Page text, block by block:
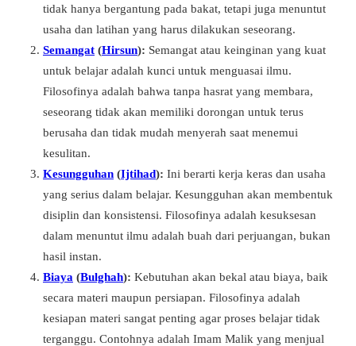
tidak hanya bergantung pada bakat, tetapi juga menuntut
usaha dan latihan yang harus dilakukan seseorang.
Semangat (Hirsun): Semangat atau keinginan yang kuat
untuk belajar adalah kunci untuk menguasai ilmu.
Filosofinya adalah bahwa tanpa hasrat yang membara,
seseorang tidak akan memiliki dorongan untuk terus
berusaha dan tidak mudah menyerah saat menemui
kesulitan.
Kesungguhan (Ijtihad): Ini berarti kerja keras dan usaha
yang serius dalam belajar. Kesungguhan akan membentuk
disiplin dan konsistensi. Filosofinya adalah kesuksesan
dalam menuntut ilmu adalah buah dari perjuangan, bukan
hasil instan.
Biaya (Bulghah): Kebutuhan akan bekal atau biaya, baik
secara materi maupun persiapan. Filosofinya adalah
kesiapan materi sangat penting agar proses belajar tidak
terganggu. Contohnya adalah Imam Malik yang menjual